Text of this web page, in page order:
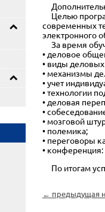
Целью
современных
электронного
За время
• деловое
• виды
• механизмы
• учет
• технологии
• деловая
•
• мозговой
• полемика;
• переговоры
•
По итогам
← предыдущая